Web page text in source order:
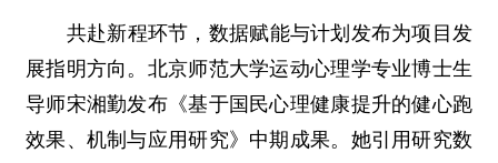
共赴新程环节，数据赋能与计划发布为项目发
展指明方向。北京师范大学运动心理学专业博士生
导师宋湘勤发布《基于国民心理健康提升的健心跑
效果、机制与应用研究》中期成果。她引用研究数